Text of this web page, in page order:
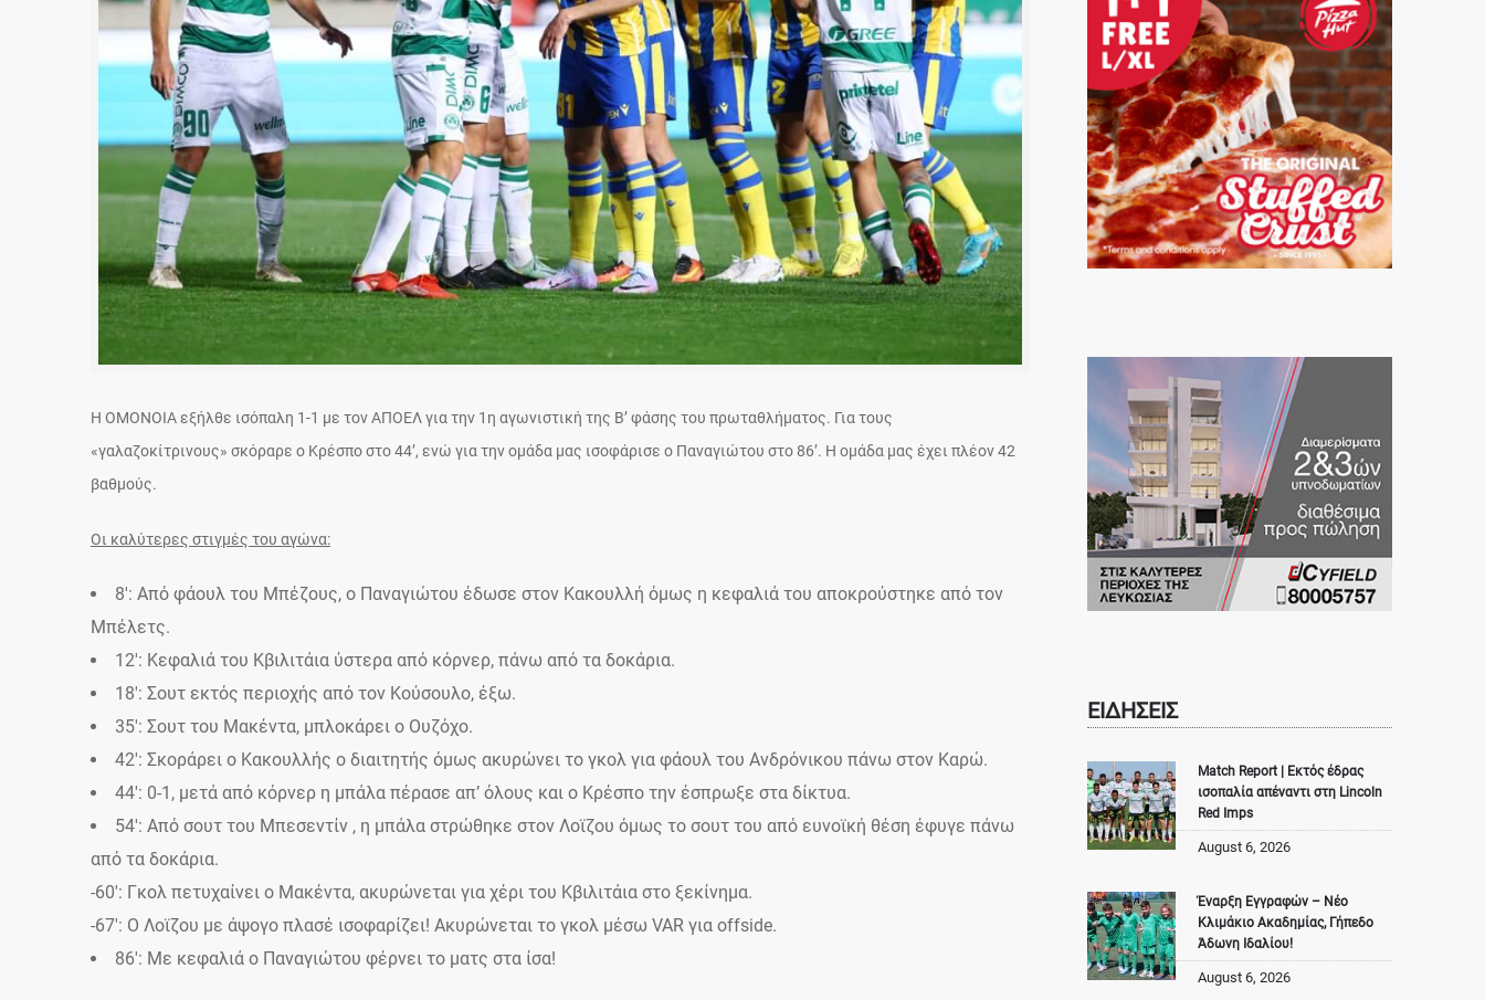
Η ΟΜΟΝΟΙΑ εξήλθε ισόπαλη 1-1 με τον ΑΠΟΕΛ για την 1η αγωνιστική της Β’ φάσης του πρωταθλήματος. Για τους
«γαλαζοκίτρινους» σκόραρε ο Κρέσπο στο 44’, ενώ για την ομάδα μας ισοφάρισε ο Παναγιώτου στο 86’. Η ομάδα μας έχει πλέον 42
βαθμούς.
Οι καλύτερες στιγμές του αγώνα:
8′: Από φάουλ του Μπέζους, ο Παναγιώτου έδωσε στον Κακουλλή όμως η κεφαλιά του αποκρούστηκε από τον
Μπέλετς.
12′: Κεφαλιά του Κβιλιτάια ύστερα από κόρνερ, πάνω από τα δοκάρια.
18′: Σουτ εκτός περιοχής από τον Κούσουλο, έξω.
35′: Σουτ του Μακέντα, μπλοκάρει ο Ουζόχο.
42′: Σκοράρει ο Κακουλλής ο διαιτητής όμως ακυρώνει το γκολ για φάουλ του Ανδρόνικου πάνω στον Καρώ.
44′: 0-1, μετά από κόρνερ η μπάλα πέρασε απ’ όλους και ο Κρέσπο την έσπρωξε στα δίκτυα.
54′: Aπό σουτ του Μπεσεντίν , η μπάλα στρώθηκε στον Λοϊζου όμως το σουτ του από ευνοϊκή θέση έφυγε πάνω
από τα δοκάρια.
-60′: Γκολ πετυχαίνει ο Μακέντα, ακυρώνεται για χέρι του Κβιλιτάια στο ξεκίνημα.
-67′: Ο Λοϊζου με άψογο πλασέ ισοφαρίζει! Ακυρώνεται το γκολ μέσω VAR για offside.
86′: Με κεφαλιά ο Παναγιώτου φέρνει το ματς στα ίσα!
ΕΙΔΗΣΕΙΣ
Match Report | Εκτός έδρας
ισοπαλία απέναντι στη Lincoln
Red Imps
August 6, 2026
Έναρξη Εγγραφών – Νέο
Κλιμάκιο Ακαδημίας, Γήπεδο
Άδωνη Ιδαλίου!
August 6, 2026